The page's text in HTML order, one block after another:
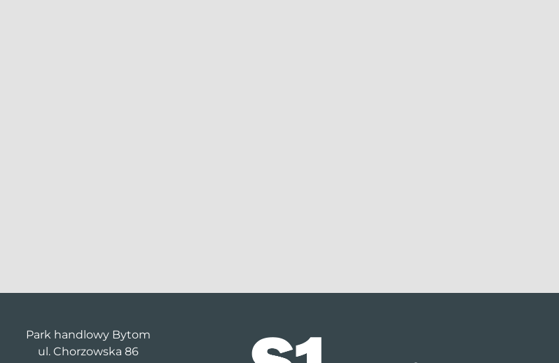
Park handlowy Bytom
ul. Chorzowska 86